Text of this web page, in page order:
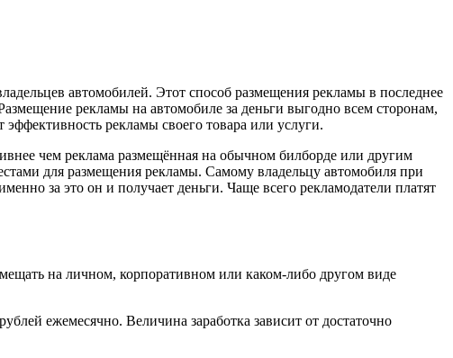
автомобилей. Этот способ размещения рекламы в последнее
рекламы на автомобиле за деньги выгодно всем сторонам,
рекламы своего товара или услуги.
чем реклама размещённая на обычном билборде или другим
для размещения рекламы. Самому владельцу автомобиля при
за это он и получает деньги. Чаще всего рекламодатели платят
на личном, корпоративном или каком-либо другом виде
ежемесячно. Величина заработка зависит от достаточно